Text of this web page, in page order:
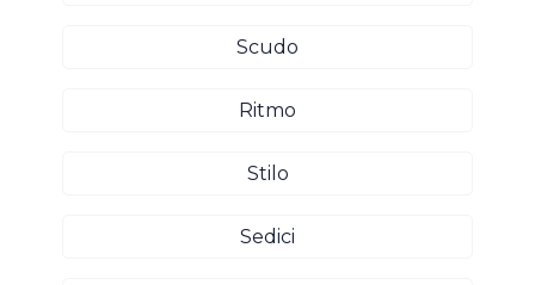
Scudo
Ritmo
Stilo
Sedici